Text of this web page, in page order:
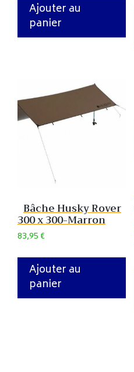
Ajouter au
panier
Bâche Husky Rover
300 x 300-Marron
83,95€
Ajouter au
panier